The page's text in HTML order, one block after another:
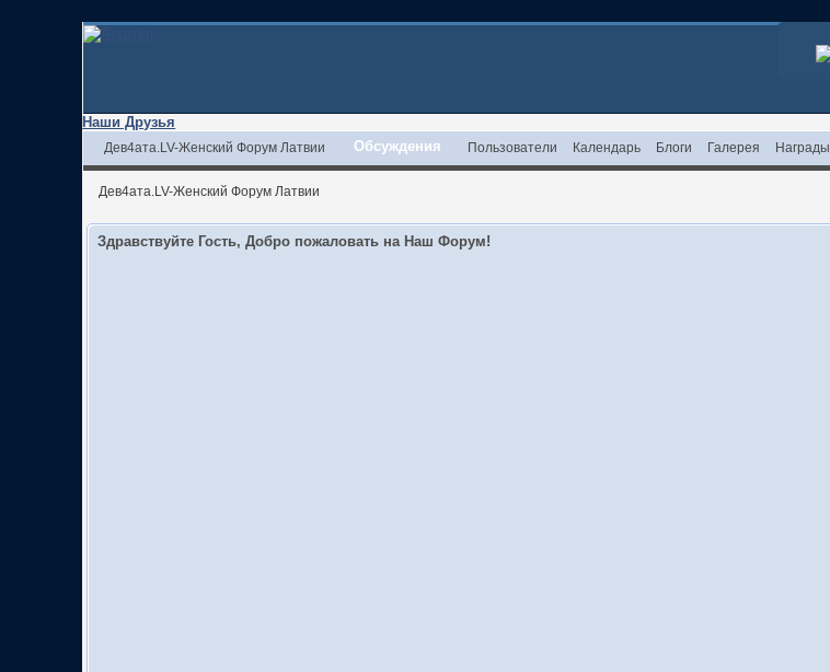
Наши Друзья
Дев4ата.LV-Женский Форум Латвии Обсуждения Пользователи Календарь Блоги Галерея Награды
Дев4ата.LV-Женский Форум Латвии
Здравствуйте Гость, Добро пожаловать на Наш Форум!